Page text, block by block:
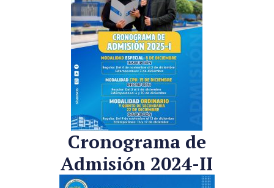
Cronograma de
Admisión 2024-II